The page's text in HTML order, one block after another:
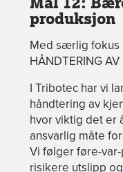
produksjon
Med særlig fokus
HÅNDTERING
I Tribotec har vi
håndtering av
hvor viktig det er
ansvarlig måte
Vi følger føre-
risikere utslipp